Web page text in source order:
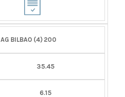
AG BILBAO (4) 200
35.45
6.15